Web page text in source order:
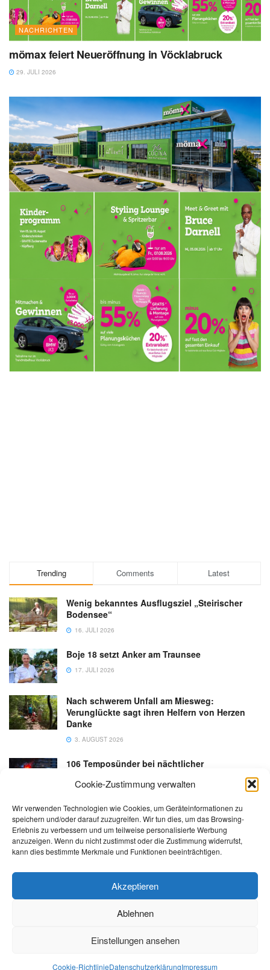
Cookie-Zustimmung verwalten
Wir verwenden Technologien wie Cookies, um Geräteinformationen zu
speichern und/oder darauf zuzugreifen. Wir tun dies, um das Browsing-
Erlebnis zu verbessern und um teilweise personalisierte Werbung
anzuzeigen. Wenn du nicht zustimmst oder die Zustimmung widerrufst,
kann dies bestimmte Merkmale und Funktionen beeinträchtigen.
Akzeptieren
Ablehnen
Einstellungen ansehen
Cookie-RichtlinieDatenschutzerklärungImpressum
NACHRICHTEN
mömax feiert Neueröffnung in Vöcklabruck
29. JULI 2026
Trending Comments Latest
Wenig bekanntes Ausflugsziel „Steirischer
Bodensee“
16. JULI 2026
Boje 18 setzt Anker am Traunsee
17. JULI 2026
Nach schwerem Unfall am Miesweg:
Verunglückte sagt ihren Helfern von Herzen
Danke
3. AUGUST 2026
106 Temposünder bei nächtlicher